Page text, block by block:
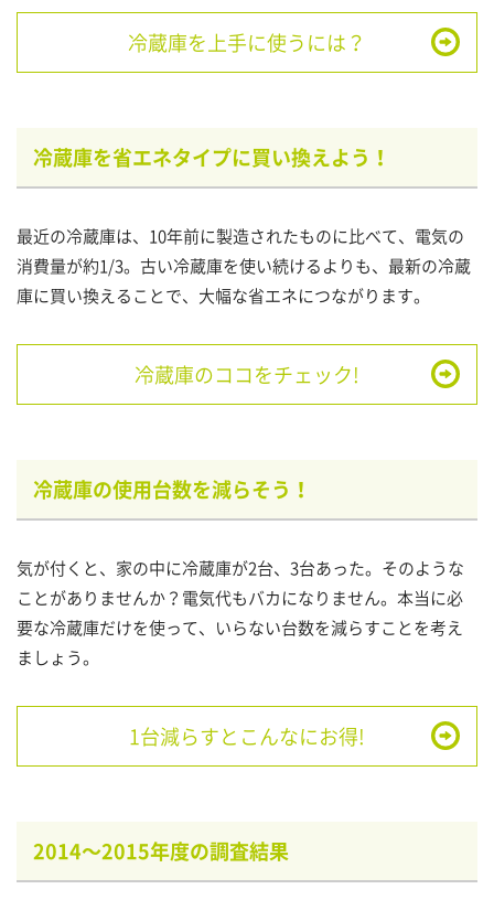
冷蔵庫を上手に使うには？
冷蔵庫を省エネタイプに買い換えよう！
最近の冷蔵庫は、10年前に製造されたものに比べて、電気の
消費量が約1/3。古い冷蔵庫を使い続けるよりも、最新の冷蔵
庫に買い換えることで、大幅な省エネにつながります。
冷蔵庫のココをチェック!
冷蔵庫の使用台数を減らそう！
気が付くと、家の中に冷蔵庫が2台、3台あった。そのような
ことがありませんか？電気代もバカになりません。本当に必
要な冷蔵庫だけを使って、いらない台数を減らすことを考え
ましょう。
1台減らすとこんなにお得!
2014～2015年度の調査結果